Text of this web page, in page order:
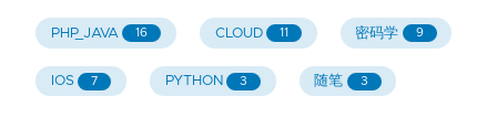
PHP_JAVA 16 CLOUD 11 密码学 9
IOS 7 PYTHON 3 随笔 3